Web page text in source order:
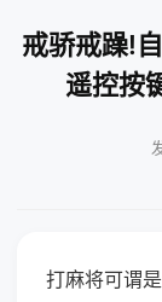
戒骄戒躁!
遥控按
打麻将可谓